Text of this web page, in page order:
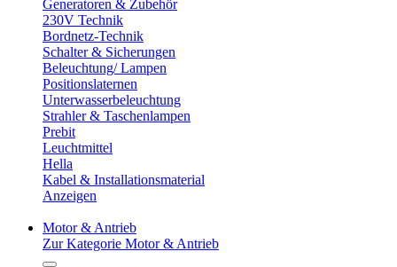
Generatoren & Zubehör
230V Technik
Bordnetz-Technik
Schalter & Sicherungen
Beleuchtung/ Lampen
Positionslaternen
Unterwasserbeleuchtung
Strahler & Taschenlampen
Prebit
Leuchtmittel
Hella
Kabel & Installationsmaterial
Anzeigen
Motor & Antrieb
Zur Kategorie Motor & Antrieb